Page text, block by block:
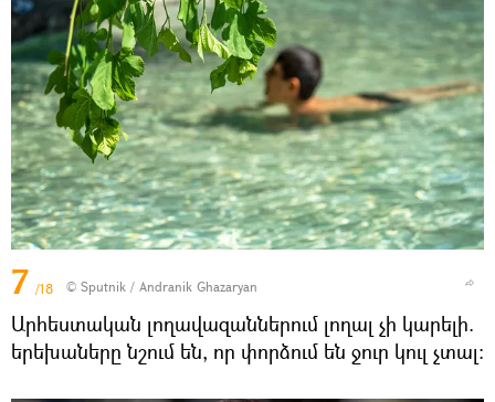
7 /18 © Sputnik / Andranik Ghazaryan
Արհեստական լողավազաններում լողալ չի կարելի.
երեխաները նշում են, որ փորձում են ջուր կուլ չտալ։